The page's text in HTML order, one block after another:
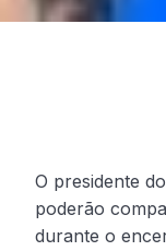
O presidente
poderão
durante o